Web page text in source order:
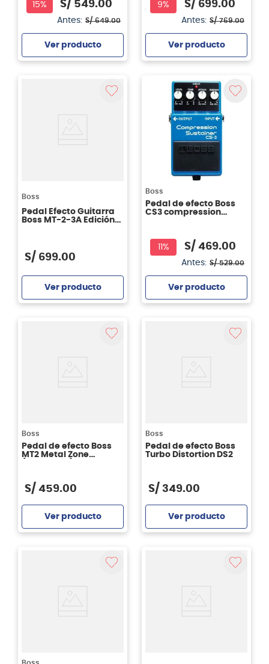
15% S/ 549.00
Antes: S/ 649.00
Ver producto
9% S/ 699.00
Antes: S/ 769.00
Ver producto
Boss
Pedal Efecto Guitarra
Boss MT-2-3A Edición
S/ 699.00
Ver producto
Boss
Pedal de efecto Boss
CS3 compression
11% S/ 469.00
Antes: S/ 529.00
Ver producto
Boss
Pedal de efecto Boss
MT2 Metal Zone
S/ 459.00
Ver producto
Boss
Pedal de efecto Boss
Turbo Distortion DS2
S/ 349.00
Ver producto